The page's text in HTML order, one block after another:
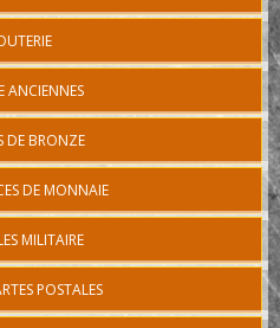
ANCIENNES
DE BRONZE
DE MONNAIE
MILITAIRE
POSTALES